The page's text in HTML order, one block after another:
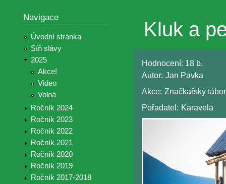
Navigace
Úvodní stránka
Síň slávy
2025
Akce!
Video
Volná
Ročník 2024
Ročník 2023
Ročník 2022
Ročník 2021
Ročník 2020
Ročník 2019
Ročník 2017-2018
Kluk a
Hodnocení: 18 b.
Autor: Jan Pavka
Akce: Značkařský
Pořadatel: Karavela